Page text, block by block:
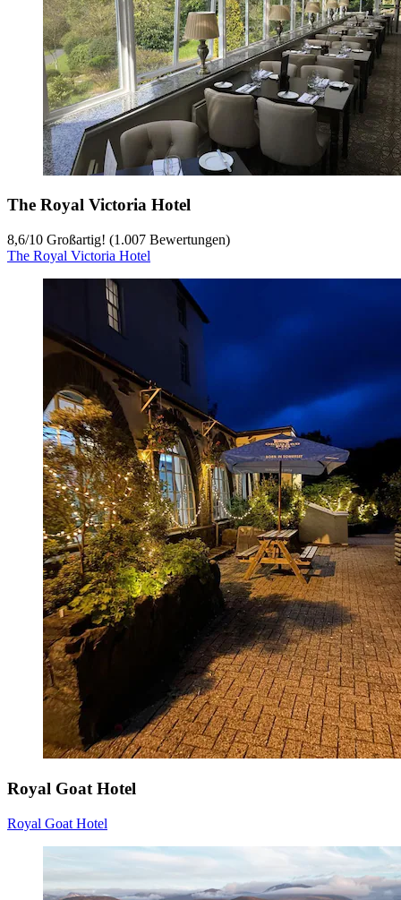
The Royal Victoria Hotel
8,6/10 Großartig! (1.007 Bewertungen)
The Royal Victoria Hotel
Royal Goat Hotel
Royal Goat Hotel